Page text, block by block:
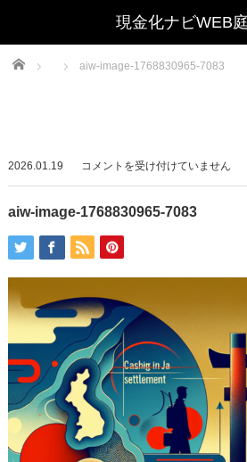
Home aiw-image-1768830965-7083
2026.01.19
aiw-
image-
1768830965-
は
コメントを受け付けていません
aiw-image-1768830965-7083